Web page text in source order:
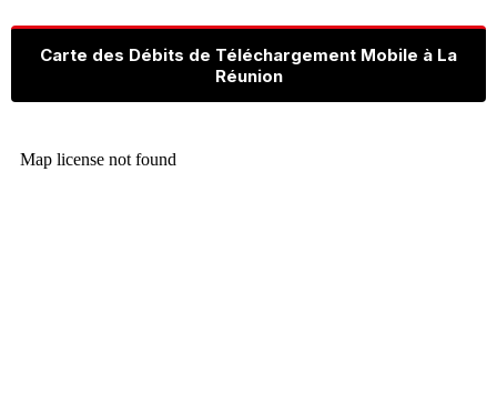
Carte des Débits de Téléchargement Mobile à La
Réunion